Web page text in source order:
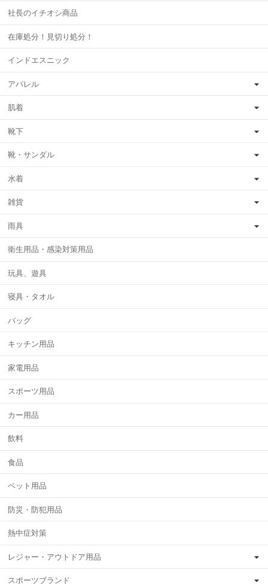
社長のイチオシ商品
在庫処分！見切り処分！
インドエスニック
アパレル
肌着
靴下
靴・サンダル
水着
雑貨
雨具
衛生用品・感染対策用品
玩具、遊具
寝具・タオル
バッグ
キッチン用品
家電用品
スポーツ用品
カー用品
飲料
食品
ペット用品
防災・防犯用品
熱中症対策
レジャー・アウトドア用品
スポーツブランド